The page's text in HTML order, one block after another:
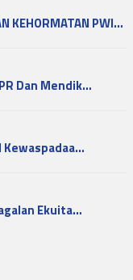
KEHORMATAN PWI…
Dan Mendik…
Kewaspadaa…
Ekuita…